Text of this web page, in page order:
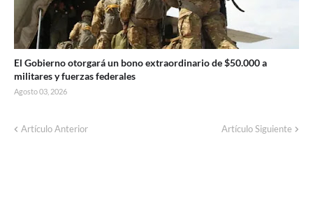
El Gobierno otorgará un bono extraordinario de $50.000 a
militares y fuerzas federales
Agosto 03, 2026
Artículo Anterior Artículo Siguiente